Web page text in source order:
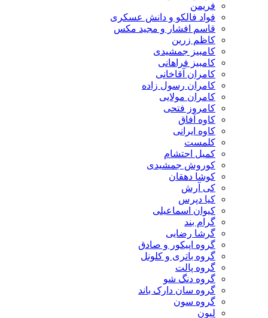
فواد فالکو و دانش عسکری
قاسم افشار و مجید مکس
کاظم زرین
کامبیز جمشیدی
کامبیز فراهانی
کامران آقاخانی
کامران رسول زاده
کامران مولایی
کامروز فتحی
کاوه آفاق
کاوه ایرانی
کلمست
کمیل احتشام
کوروش جمشیدی
کوشا دهقان
کی آرش
کیا دپرس
کیوان اسماعیلی
گرام بند
گرشا رضایی
گروه اپیکور و صادق
گروه باتری و کلونل
گروه پالت
گروه دنگ شو
گروه سان دارک باند
گروه سون